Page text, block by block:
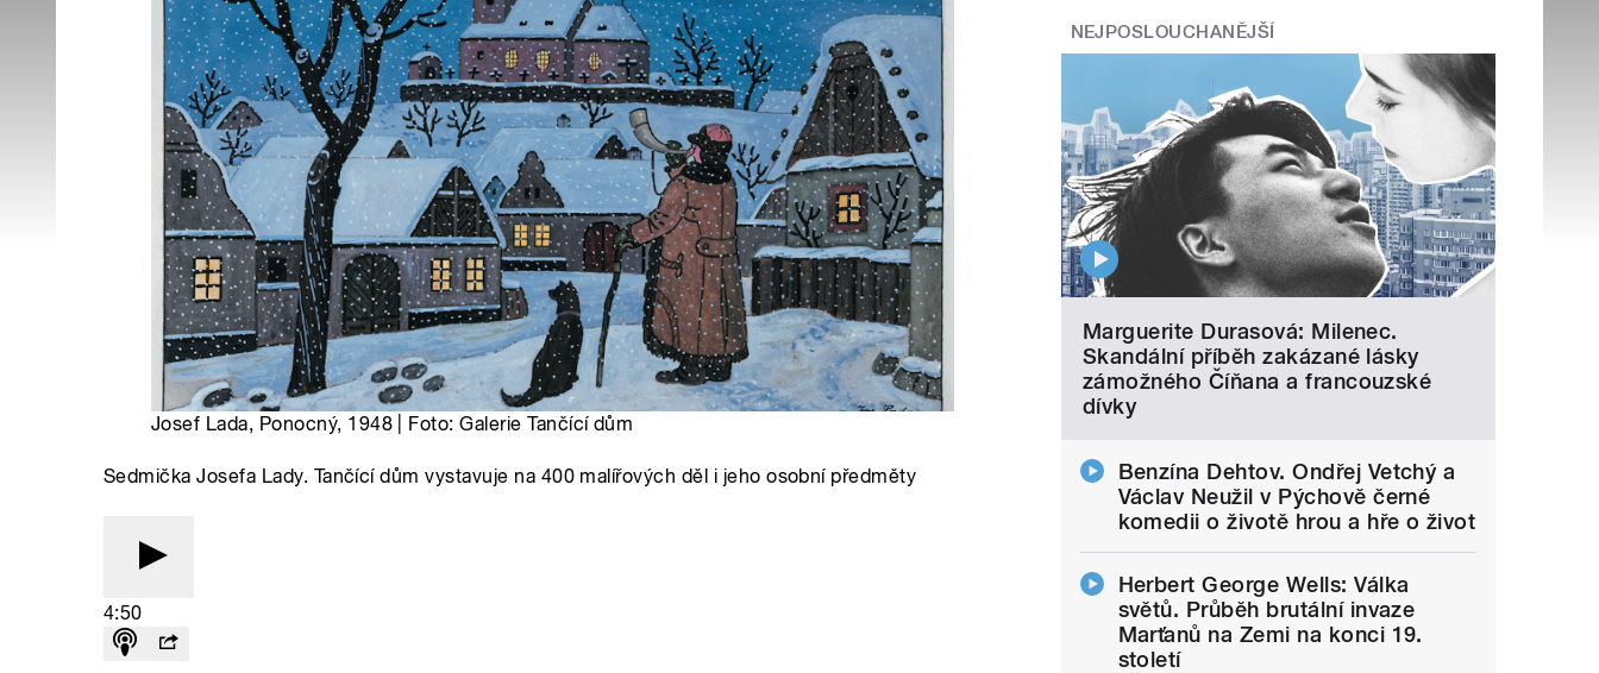
Josef Lada, Ponocný, 1948 | Foto: Galerie Tančící dům
Sedmička Josefa Lady. Tančící dům vystavuje na 400 malířových děl i jeho osobní předměty
4:50
NEJPOSLOUCHANĚJŠÍ
Marguerite Durasová: Milenec.
Skandální příběh zakázané lásky
zámožného Číňana a francouzské
dívky
Benzína Dehtov. Ondřej Vetchý a
Václav Neužil v Pýchově černé
komedii o životě hrou a hře o život
Herbert George Wells: Válka
světů. Průběh brutální invaze
Marťanů na Zemi na konci 19.
století